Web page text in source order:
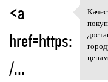
<a
href=https:
/...
ценам